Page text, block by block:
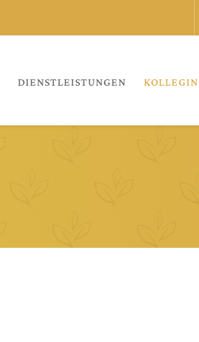
DIENSTLEISTUNGEN